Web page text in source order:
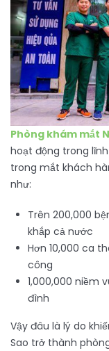
Phòng khám mắt
hoạt động trong
trong mắt khách
như:
Trên 200,000
khắp cả nước
Hơn 10,000 ca
công
1,000,000 niềm
đình
Vậy đâu là lý do
Sao trở thành